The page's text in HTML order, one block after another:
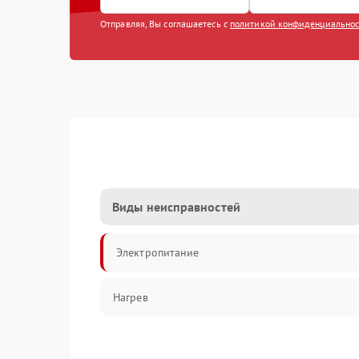
Отправляя, Вы соглашаетесь с политикой
Виды неисправностей
Электропитание
Нагрев